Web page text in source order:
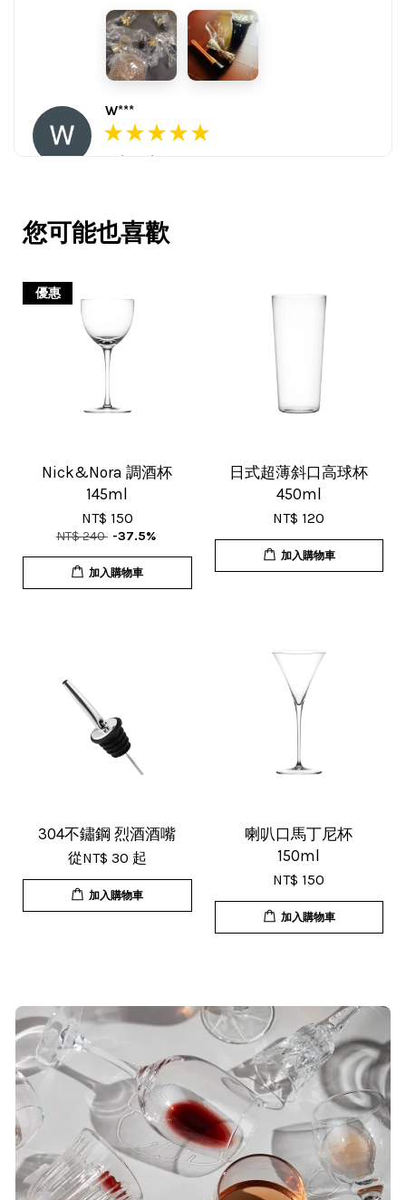
W***
16/Nov/2025 03:45 pm
這購買。希望賣家能多選賣更多商
V***
超用心的包裝，非常好用的產品，謝
謝賣家，價格超優惠，CP值超高，推
薦給大家！
杯子的品質非常好、寄出很快速很有
效率，現在買調酒用品都會優先選購
T***
超值，值得推薦大家購買
S***
20/Nov/2025 10:10 am
您可能也喜歡
優惠
Nick&Nora 調酒杯
145ml
NT$ 150
NT$ 240 -37.5%
加入購物車
日式超薄斜口高球杯
450ml
NT$ 120
加入購物車
304不鏽鋼 烈酒酒嘴
從NT$ 30 起
加入購物車
喇叭口馬丁尼杯
150ml
NT$ 150
加入購物車